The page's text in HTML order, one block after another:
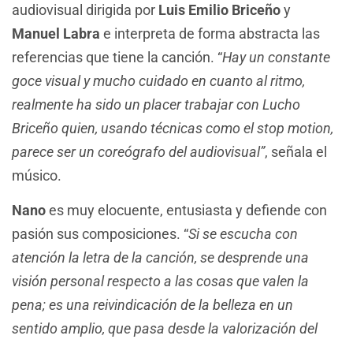
audiovisual dirigida por Luis Emilio Briceñoy
Manuel Labra e interpreta de forma abstracta las
referencias que tiene la canción. “Hay un constante
goce visual y mucho cuidado en cuanto al ritmo,
realmente ha sido un placer trabajar con Lucho
Briceño quien, usando técnicas como el stop motion,
parece ser un coreógrafo del audiovisual”, señala el
músico.
Nanoes muy elocuente, entusiasta y defiende con
pasión sus composiciones. “Si se escucha con
atención la letra de la canción, se desprende una
visión personal respecto a las cosas que valen la
pena; es una reivindicación de la belleza en un
sentido amplio, que pasa desde la valorización del